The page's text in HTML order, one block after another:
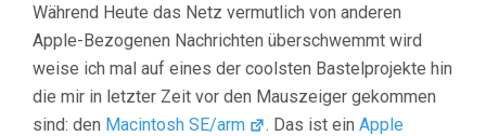
Während Heute das Netz vermutlich von anderen
Apple-Bezogenen Nachrichten überschwemmt wird
weise ich mal auf eines der coolsten Bastelprojekte hin
die mir in letzter Zeit vor den Mauszeiger gekommen
sind: den Macintosh SE/arm . Das ist einApple